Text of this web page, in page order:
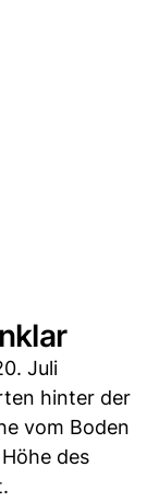
Juli
hinter der
vom Boden
des